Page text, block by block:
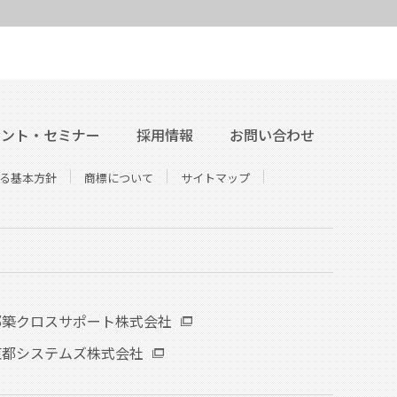
ト・セミナー 採用情報 お問い合わせ
基本方針 商標について サイトマップ
クロスサポート株式会社
システムズ株式会社